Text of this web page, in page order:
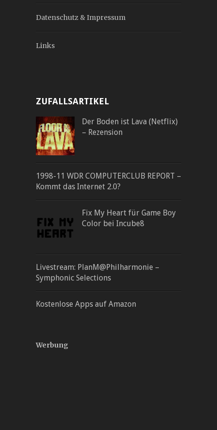
Datenschutz & Impressum
Links
ZUFALLSARTIKEL
Der Boden ist Lava (Netflix)
– Rezension
1998-11 WDR COMPUTERCLUB REPORT –
Kommt das Internet 2.0?
Fix My Heart für Game Boy
Color bei Incube8
Livestream: PlanM@Philharmonie –
Symphonic Selections
Kostenlose Apps auf Amazon
Werbung